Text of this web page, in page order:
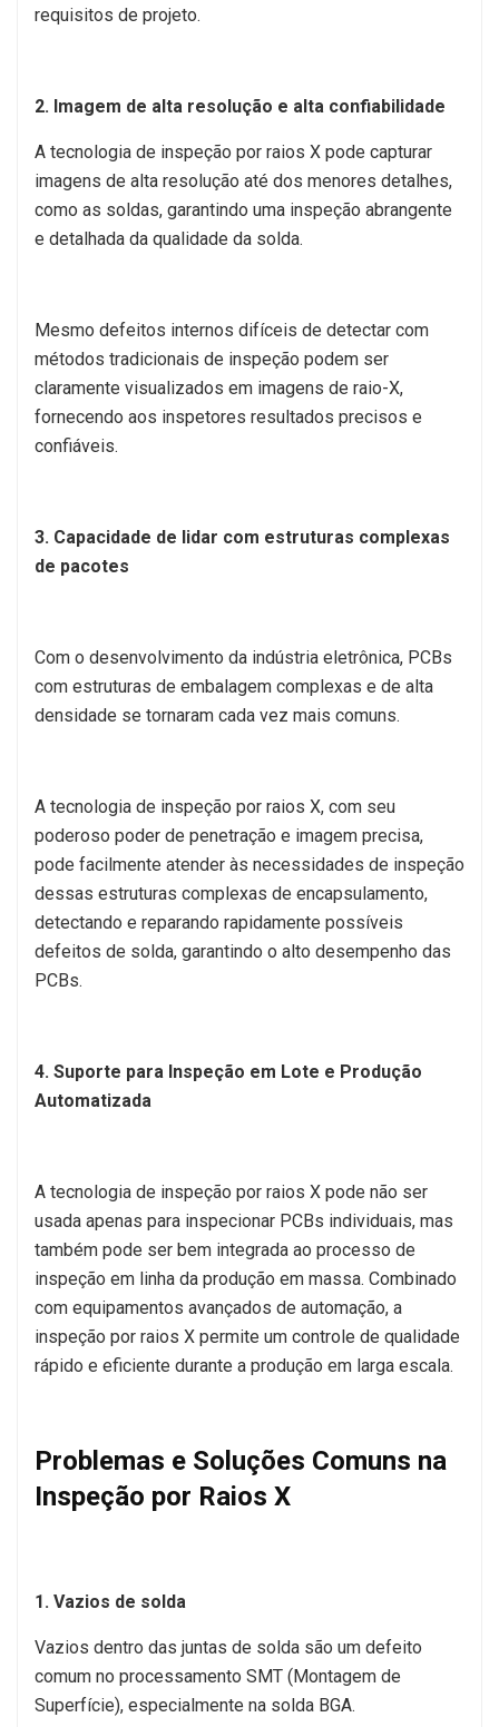
requisitos de projeto.
2. Imagem de alta resolução e alta confiabilidade
A tecnologia de inspeção por raios X pode capturar
imagens de alta resolução até dos menores detalhes,
como as soldas, garantindo uma inspeção abrangente
e detalhada da qualidade da solda.
Mesmo defeitos internos difíceis de detectar com
métodos tradicionais de inspeção podem ser
claramente visualizados em imagens de raio-X,
fornecendo aos inspetores resultados precisos e
confiáveis.
3. Capacidade de lidar com estruturas complexas
de pacotes
Com o desenvolvimento da indústria eletrônica, PCBs
com estruturas de embalagem complexas e de alta
densidade se tornaram cada vez mais comuns.
A tecnologia de inspeção por raios X, com seu
poderoso poder de penetração e imagem precisa,
pode facilmente atender às necessidades de inspeção
dessas estruturas complexas de encapsulamento,
detectando e reparando rapidamente possíveis
defeitos de solda, garantindo o alto desempenho das
PCBs.
4. Suporte para Inspeção em Lote e Produção
Automatizada
A tecnologia de inspeção por raios X pode não ser
usada apenas para inspecionar PCBs individuais, mas
também pode ser bem integrada ao processo de
inspeção em linha da produção em massa. Combinado
com equipamentos avançados de automação, a
inspeção por raios X permite um controle de qualidade
rápido e eficiente durante a produção em larga escala.
Problemas e Soluções Comuns na
Inspeção por Raios X
1. Vazios de solda
Vazios dentro das juntas de solda são um defeito
comum no processamento SMT (Montagem de
Superfície), especialmente na solda BGA.